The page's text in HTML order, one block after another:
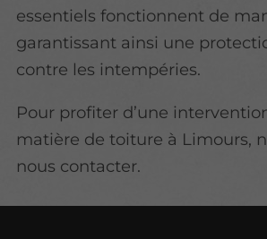
essentiels fonctionnent de
garantissant ainsi une
contre les intempéries.
Pour profiter d’une
matière de toiture à Limours,
nous contacter.